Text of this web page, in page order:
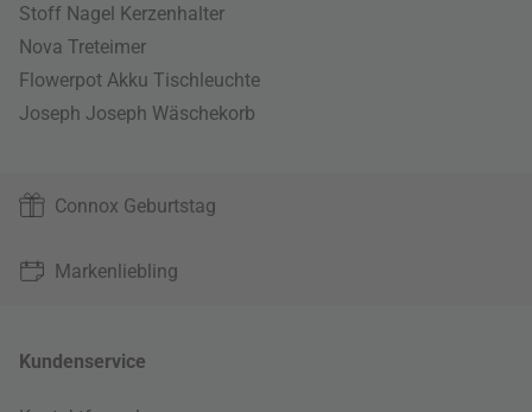
Stoff Nagel Kerzenhalter
Nova Treteimer
Flowerpot Akku Tischleuchte
Joseph Joseph Wäschekorb
Connox Geburtstag
Markenliebling
Kundenservice